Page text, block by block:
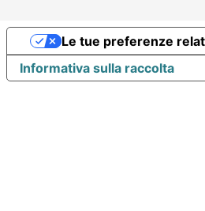
Informativa sulla raccolta
Le tue preferenze